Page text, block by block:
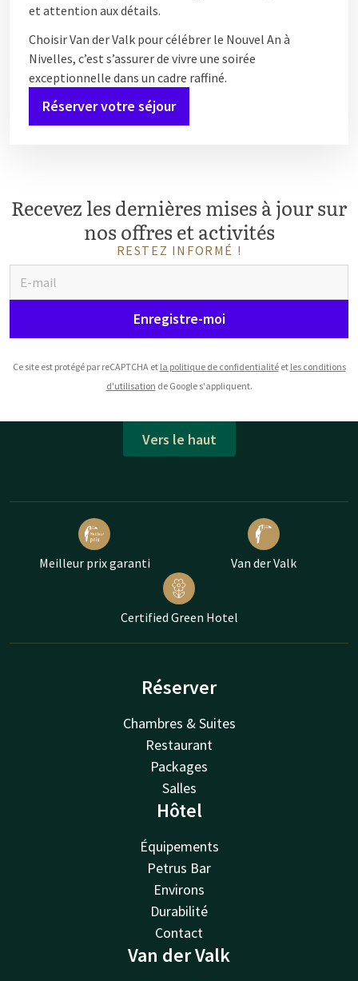
et attention aux détails.
Choisir Van der Valk pour célébrer le Nouvel An à
Nivelles, c’est s’assurer de vivre une soirée
exceptionnelle dans un cadre raffiné.
Réserver votre séjour
Recevez les dernières mises à jour sur
nos offres et activités
RESTEZ INFORMÉ !
Enregistre-moi
Ce site est protégé par reCAPTCHA et la politique de confidentialitéet les conditions
d'utilisation de Google s'appliquent.
Vers le haut
Meilleur prix garanti Van der Valk
Certified Green Hotel
Réserver
Chambres & Suites
Restaurant
Packages
Salles
Hôtel
Équipements
Petrus Bar
Environs
Durabilité
Contact
Van der Valk